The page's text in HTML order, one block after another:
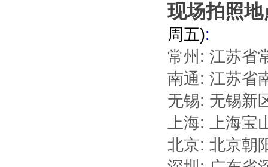
现场拍照
周五):
常州: 江苏省
南通: 江苏省
无锡: 无锡新
上海: 上海宝
北京: 北京朝